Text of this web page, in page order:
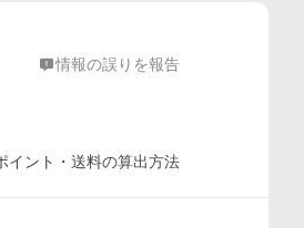
情報の誤りを報告
イント・送料の算出方法